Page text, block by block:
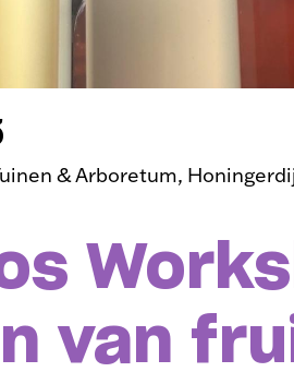
& Arboretum,
van